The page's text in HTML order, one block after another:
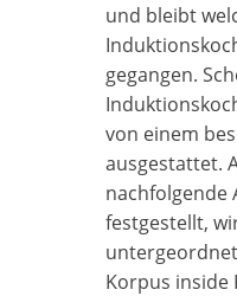
und bleibt
gegangen.
von einem
ausgestattet.
nachfolgende
festgestellt,
Korpus inside